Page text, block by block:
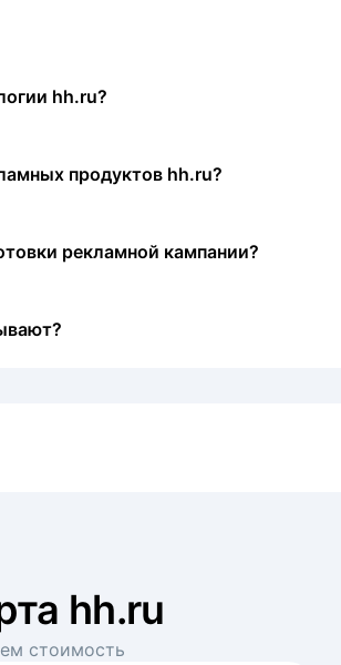
hh.ru?
продуктов hh.ru?
рекламной кампании?
hh.ru
стоимость